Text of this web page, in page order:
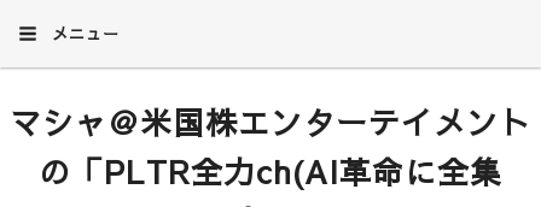
メニュー
マシャ＠米国株エンターテイメント
の「PLTR全力ch(AI革命に全集